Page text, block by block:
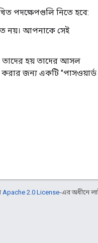
পদক্ষেপগুলি নিতে হবে:
নয়। আপনাকে সেই
তাদের হয় তাদের আসল
জন্য একটি "পাসওয়ার্ড
Apache 2.0 License-এর অধীনে